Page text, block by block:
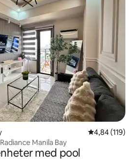
4,84 av 5 i
4,84 (119)
Manila Bay
med pool